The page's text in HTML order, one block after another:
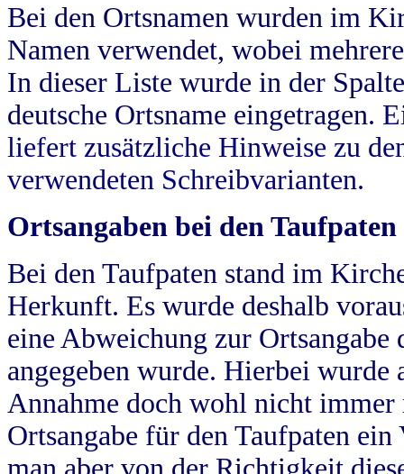
Bei den Ortsnamen wurden im
Namen verwendet, wobei
In dieser Liste wurde in der
deutsche Ortsname eingetragen.
liefert zusätzliche Hinweise zu
verwendeten Schreibvarianten.
Ortsangaben bei den Taufpaten
Bei den Taufpaten stand im
Herkunft. Es wurde deshalb
eine Abweichung zur
angegeben wurde. Hierbei wurde
Annahme doch wohl nicht
Ortsangabe für den Taufpaten